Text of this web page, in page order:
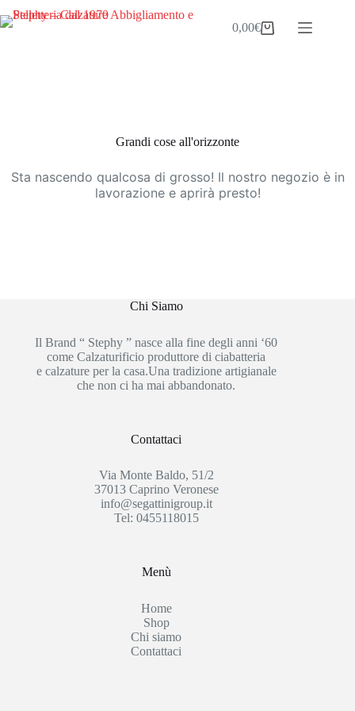
al
Carrello
0,00€
Grandi cose all'orizzonte
Sta nascendo qualcosa di grosso! Il nostro negozio è in
lavorazione e aprirà presto!
Chi Siamo
Il Brand “ Stephy ” nasce alla fine degli anni ‘60
come Calzaturificio produttore di ciabatteria
e calzature per la casa.Una tradizione artigianale
che non ci ha mai abbandonato.
Contattaci
Via Monte Baldo, 51/2
37013 Caprino Veronese
info@segattinigroup.it
Tel: 0455118015
Menù
Home
Shop
Chi siamo
Contattaci